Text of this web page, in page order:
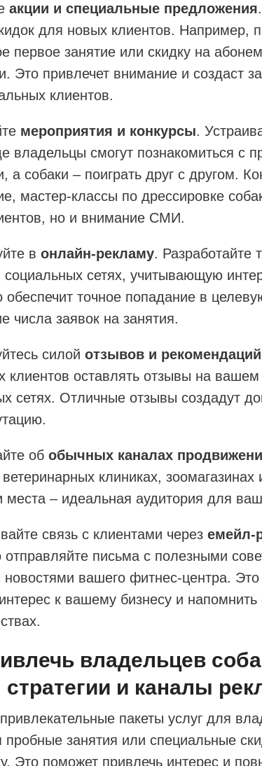
акции и специальные предложения
для новых клиентов. Например,
первое занятие или скидку на
Это привлечет внимание и создаст
клиентов.
мероприятия и конкурсы.
владельцы смогут познакомиться с
а собаки – поиграть друг с другом.
мастер-классы по дрессировке
но и внимание СМИ.
в онлайн-рекламу. Разработайте
социальных сетях, учитывающую
обеспечит точное попадание в
числа заявок на занятия.
силой отзывов и рекомендаций
клиентов оставлять отзывы на вашем
сетях. Отличные отзывы создадут
об обычных каналах
клиниках, зоомагазинах
места – идеальная аудитория для
связь с клиентами через емейл-
отправляйте письма с полезными
новостями вашего фитнес-центра.
к вашему бизнесу и напомнить
владельцев
стратегии и каналы
пакеты услуг для
пробные занятия или специальные
Это поможет привлечь интерес и